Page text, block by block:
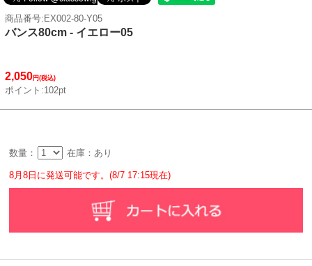
商品番号:EX002-80-Y05
バンス80cm - イエロー05
2,050円(税込)
ポイント:102pt
数量： 在庫：あり
8月8日に発送可能です。(8/7 17:15現在)